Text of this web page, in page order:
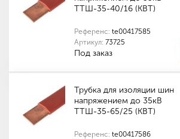
ТТШ-35-40/16 (КВТ)
Референс: te00417585
Артикул: 73725
Под заказ
Трубка для изоляции шин
напряжением до 35кВ
ТТШ-35-65/25 (КВТ)
Референс: te00417586